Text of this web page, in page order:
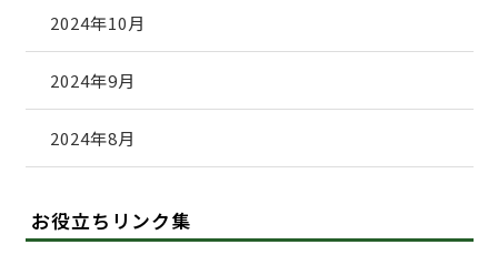
2024年10月
2024年9月
2024年8月
お役立ちリンク集